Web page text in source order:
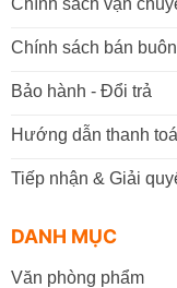
Chính sách vận
Chính sách bán buôn
Bảo hành - Đổi trả
Hướng dẫn thanh
Tiếp nhận & Giải
DANH MỤC
Văn phòng phẩm